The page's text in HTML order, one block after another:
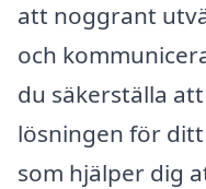
att noggrant
och
du säkerställa
lösningen för
som hjälper dig